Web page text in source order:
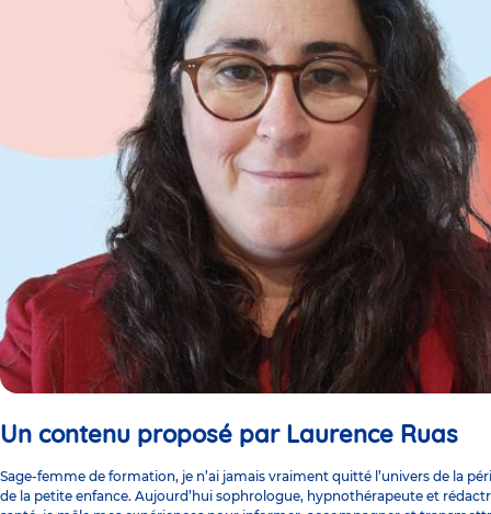
Un contenu proposé par Laurence Ruas
Sage-femme de formation, je n’ai jamais vraiment quitté l’univers de la
de la petite enfance. Aujourd’hui sophrologue, hypnothérapeute et